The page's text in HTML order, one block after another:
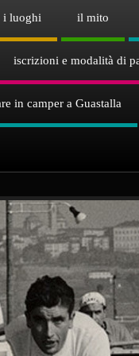
i luoghi il mito
iscrizioni e modalità di
in camper a Guastalla